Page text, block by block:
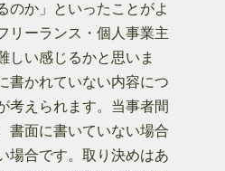
のか」といったことがよ
リーランス・個人事業主
しい感じるかと思いま
書かれていない内容につ
考えられます。当事者間
書面に書いていない場合
場合です。取り決めはあ